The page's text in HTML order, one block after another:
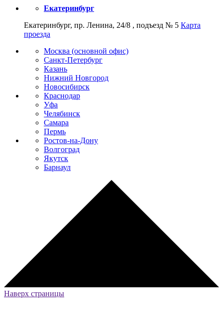
Екатеринбург
Екатеринбург, пр. Ленина, 24/8 , подъезд № 5 Карта
проезда
Москва (основной офис)
Санкт-Петербург
Казань
Нижний Новгород
Новосибирск
Краснодар
Уфа
Челябинск
Самара
Пермь
Ростов-на-Дону
Волгоград
Якутск
Барнаул
Наверх страницы